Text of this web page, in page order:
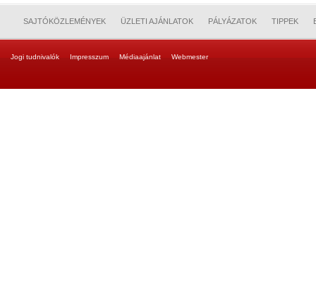
SAJTÓKÖZLEMÉNYEK ÜZLETI AJÁNLATOK PÁLYÁZATOK TIPPEK
Jogi tudnivalók Impresszum Médiaajánlat Webmester